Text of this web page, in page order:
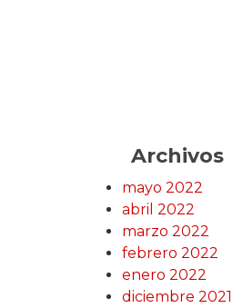
Archivos
mayo 2022
abril 2022
marzo 2022
febrero 2022
enero 2022
diciembre 2021